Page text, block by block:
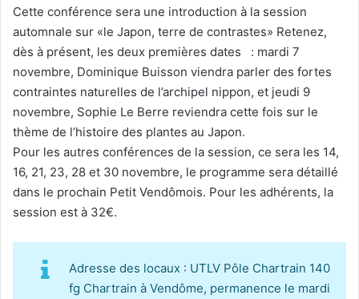
Cette conférence sera une introduction à la session
automnale sur «le Japon, terre de contrastes» Retenez,
dès à présent, les deux premières dates : mardi 7
novembre, Dominique Buisson viendra parler des fortes
contraintes naturelles de l’archipel nippon, et jeudi 9
novembre, Sophie Le Berre reviendra cette fois sur le
thème de l’histoire des plantes au Japon.
Pour les autres conférences de la session, ce sera les 14,
16, 21, 23, 28 et 30 novembre, le programme sera détaillé
dans le prochain Petit Vendômois. Pour les adhérents, la
session est à 32€.
Adresse des locaux : UTLV Pôle Chartrain 140
fg Chartrain à Vendôme, permanence le mardi